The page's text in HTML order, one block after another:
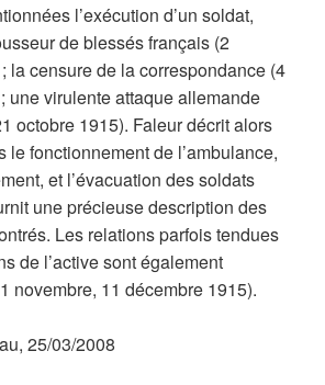
l’exécution d’un soldat,
de blessés français (2
la censure de la correspondance (4
une virulente attaque allemande
octobre 1915). Faleur décrit alors
le fonctionnement de l’ambulance,
et l’évacuation des soldats
une précieuse description des
Les relations parfois tendues
de l’active sont également
novembre, 11 décembre 1915).
25/03/2008